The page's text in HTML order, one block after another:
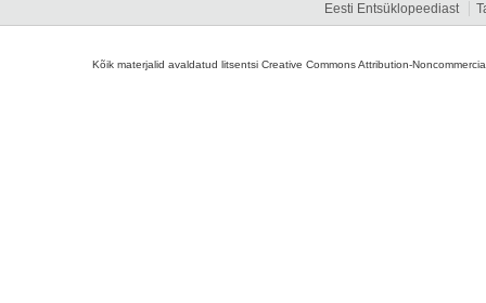
Eesti Entsüklopeediast
Kõik materjalid avaldatud litsentsi Creative Commons Attribution-